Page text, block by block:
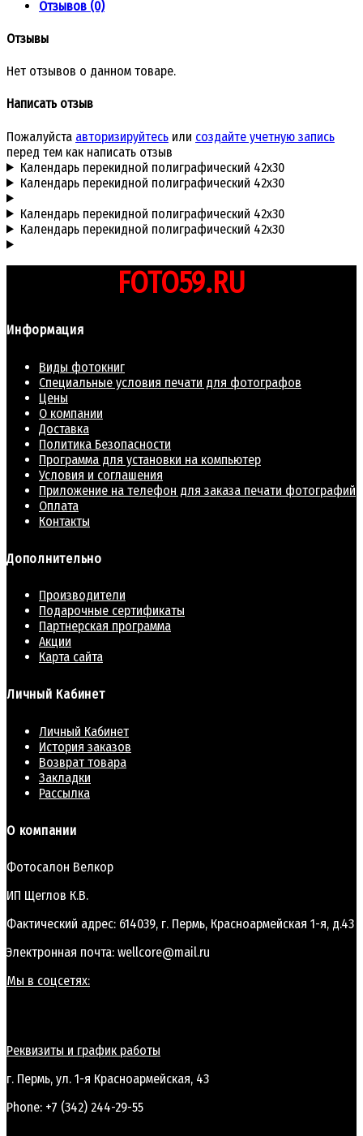
Отзывов (0)
Отзывы
Нет отзывов о данном товаре.
Написать отзыв
Пожалуйста авторизируйтесь или создайте учетную запись
перед тем как написать отзыв
Календарь перекидной полиграфический 42x30
Календарь перекидной полиграфический 42x30
Календарь перекидной полиграфический 42x30
Календарь перекидной полиграфический 42x30
FOTO59.RU
Информация
Виды фотокниг
Специальные условия печати для фотографов
Цены
О компании
Доставка
Политика Безопасности
Программа для установки на компьютер
Условия и соглашения
Приложение на телефон для заказа печати фотографий
Оплата
Контакты
Дополнительно
Производители
Подарочные сертификаты
Партнерская программа
Акции
Карта сайта
Личный Кабинет
Личный Кабинет
История заказов
Возврат товара
Закладки
Рассылка
О компании
Фотосалон Велкор
ИП Щеглов К.В.
Фактический адрес: 614039, г. Пермь, Красноармейская 1-я, д.43
Электронная почта: wellcore@mail.ru
Мы в соцсетях:
Реквизиты и график работы
г. Пермь, ул. 1-я Красноармейская, 43
Phone: +7 (342) 244-29-55